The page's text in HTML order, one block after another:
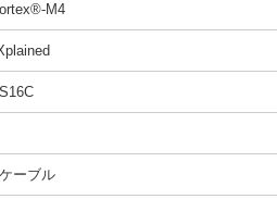
M4
ーブル